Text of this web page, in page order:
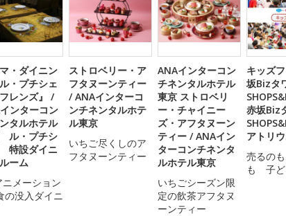
・ダイニン
・プチシェ
レンズ』 /
ンターコン
タルホテル
ル・プチシ
特設ダイニ
ーム
ニメーション
の没入ダイニ
ストロベリー・ア
フタヌーンティー
/ ANAインターコ
ンチネンタルホテ
ル東京
いちご尽くしのア
フタヌーンティー
ANAインターコン
チネンタルホテル
東京 ストロベリ
ー・チャイニー
ズ・アフタヌーン
ティー / ANAイン
ターコンチネンタ
ルホテル東京
いちごシーズン限
定の飲茶アフタヌ
ーンティー
キッズ
坂Bizタ
赤坂Biz
アトリ
売るの
も 子ど